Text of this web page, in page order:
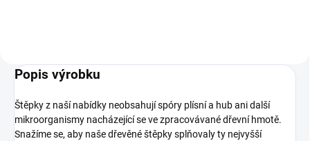
Popis výrobku
Štěpky z naší nabídky neobsahují spóry plísní a hub ani další
mikroorganismy nacházející se ve zpracovávané dřevní hmotě.
Snažíme se, aby naše dřevěné štěpky splňovaly ty nejvyšší